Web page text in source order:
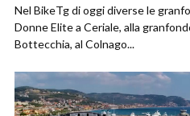
Nel BikeTg di oggi diverse le
Donne Elite a Ceriale, alla
Bottecchia, al Colnago...